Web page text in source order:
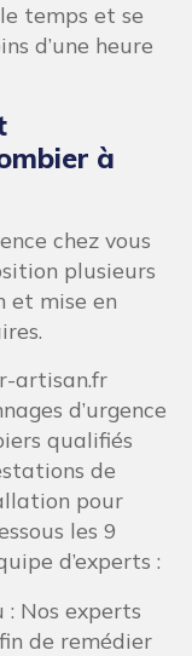
temps et se
d’une heure
à
chez vous
plusieurs
et mise en
artisan.fr
d’urgence
qualifiés
de
pour
les 9
d’experts :
: Nos experts
de remédier